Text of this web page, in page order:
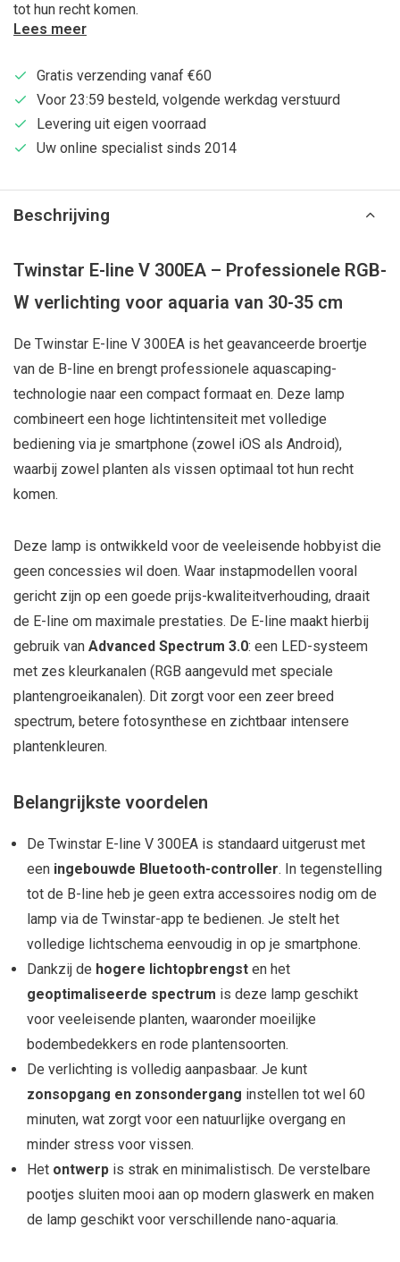
tot hun recht komen.
Lees meer
Gratis verzending vanaf €60
Voor 23:59 besteld, volgende werkdag verstuurd
Levering uit eigen voorraad
Uw online specialist sinds 2014
Beschrijving
Twinstar E-line V 300EA – Professionele RGB-
W verlichting voor aquaria van 30-35 cm
De Twinstar E-line V 300EA is het geavanceerde broertje
van de B-line en brengt professionele aquascaping-
technologie naar een compact formaat en. Deze lamp
combineert een hoge lichtintensiteit met volledige
bediening via je smartphone (zowel iOS als Android),
waarbij zowel planten als vissen optimaal tot hun recht
komen.
Deze lamp is ontwikkeld voor de veeleisende hobbyist die
geen concessies wil doen. Waar instapmodellen vooral
gericht zijn op een goede prijs-kwaliteitverhouding, draait
de E-line om maximale prestaties. De E-line maakt hierbij
gebruik van Advanced Spectrum 3.0: een LED-systeem
met zes kleurkanalen (RGB aangevuld met speciale
plantengroeikanalen). Dit zorgt voor een zeer breed
spectrum, betere fotosynthese en zichtbaar intensere
plantenkleuren.
Belangrijkste voordelen
De Twinstar E-line V 300EA is standaard uitgerust met
een ingebouwde Bluetooth-controller. In tegenstelling
tot de B-line heb je geen extra accessoires nodig om de
lamp via de Twinstar-app te bedienen. Je stelt het
volledige lichtschema eenvoudig in op je smartphone.
Dankzij de hogere lichtopbrengst en het
geoptimaliseerde spectrum is deze lamp geschikt
voor veeleisende planten, waaronder moeilijke
bodembedekkers en rode plantensoorten.
De verlichting is volledig aanpasbaar. Je kunt
zonsopgang en zonsondergang instellen tot wel 60
minuten, wat zorgt voor een natuurlijke overgang en
minder stress voor vissen.
Het ontwerp is strak en minimalistisch. De verstelbare
pootjes sluiten mooi aan op modern glaswerk en maken
de lamp geschikt voor verschillende nano-aquaria.